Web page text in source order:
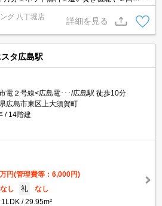
設備充実してます☆モニター付きオートロ
にスーパーやコンビニがあり住環境良好
スあり☆彡
グ 八丁堀店
詳細を見る
タ広島駅
電２号線<広島電･･･/広島駅 徒歩10分
広島市東区上大須賀町
14階建
万円(管理費等：6,000円)
なし 礼
なし
1LDK 29.95m²